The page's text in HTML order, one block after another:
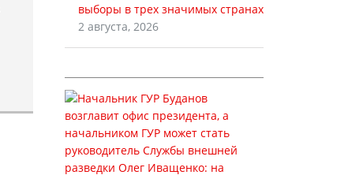
выборы в трех значимых странах
2 августа, 2026